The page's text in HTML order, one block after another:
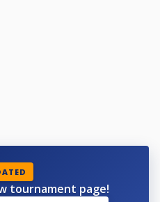
tournament page!